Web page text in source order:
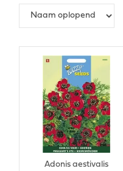
Adonis aestivalis